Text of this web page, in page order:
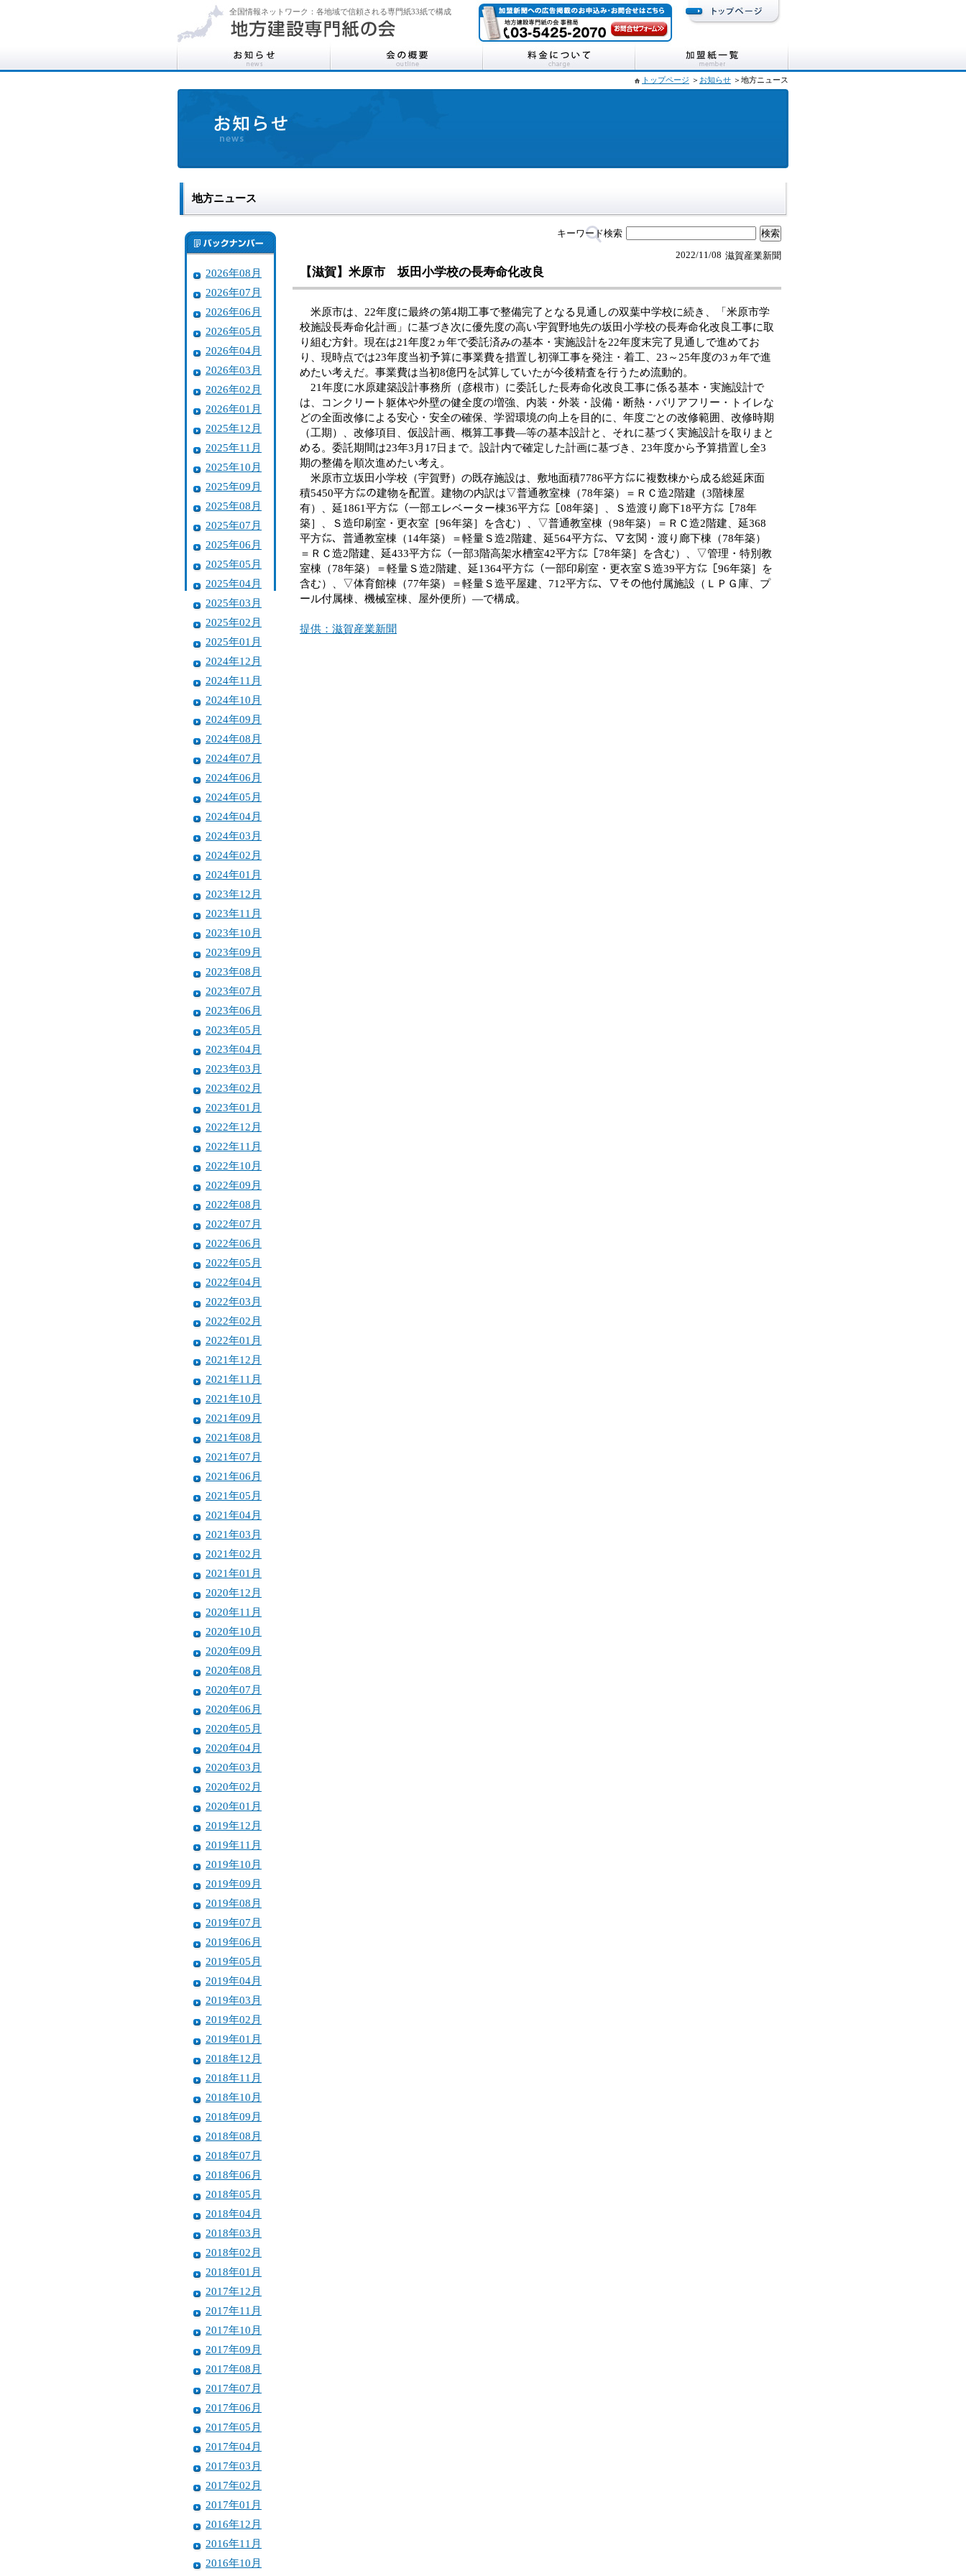
全国情報ネットワーク：各地域で信頼される専門紙33紙で構成
トップページ ＞ お知らせ ＞地方ニュース
地方ニュース
2026年08月
2026年07月
2026年06月
2026年05月
2026年04月
2026年03月
2026年02月
2026年01月
2025年12月
2025年11月
2025年10月
2025年09月
2025年08月
2025年07月
2025年06月
2025年05月
2025年04月
2025年03月
2025年02月
2025年01月
2024年12月
2024年11月
2024年10月
2024年09月
2024年08月
2024年07月
2024年06月
2024年05月
2024年04月
2024年03月
2024年02月
2024年01月
2023年12月
2023年11月
2023年10月
2023年09月
2023年08月
2023年07月
2023年06月
2023年05月
2023年04月
2023年03月
2023年02月
2023年01月
2022年12月
2022年11月
2022年10月
2022年09月
2022年08月
2022年07月
2022年06月
2022年05月
2022年04月
2022年03月
2022年02月
2022年01月
2021年12月
2021年11月
2021年10月
2021年09月
2021年08月
2021年07月
2021年06月
2021年05月
2021年04月
2021年03月
2021年02月
2021年01月
2020年12月
2020年11月
2020年10月
2020年09月
2020年08月
2020年07月
2020年06月
2020年05月
2020年04月
2020年03月
2020年02月
2020年01月
2019年12月
2019年11月
2019年10月
2019年09月
2019年08月
2019年07月
2019年06月
2019年05月
2019年04月
2019年03月
2019年02月
2019年01月
2018年12月
2018年11月
2018年10月
2018年09月
2018年08月
2018年07月
2018年06月
2018年05月
2018年04月
2018年03月
2018年02月
2018年01月
2017年12月
2017年11月
2017年10月
2017年09月
2017年08月
2017年07月
2017年06月
2017年05月
2017年04月
2017年03月
2017年02月
2017年01月
2016年12月
2016年11月
2016年10月
キーワード検索
滋賀産業新聞
2022/11/08
【滋賀】米原市 坂田小学校の長寿命化改良
米原市は、22年度に最終の第4期工事で整備完了となる見通しの双葉中学校に続き、「米原市学
校施設長寿命化計画」に基づき次に優先度の高い宇賀野地先の坂田小学校の長寿命化改良工事に取
り組む方針。現在は21年度2ヵ年で委託済みの基本・実施設計を22年度末完了見通しで進めてお
り、現時点では23年度当初予算に事業費を措置し初弾工事を発注・着工、23～25年度の3ヵ年で進
めたい考えだ。事業費は当初8億円を試算していたが今後精査を行うため流動的。
21年度に水原建築設計事務所（彦根市）に委託した長寿命化改良工事に係る基本・実施設計で
は、コンクリート躯体や外壁の健全度の増強、内装・外装・設備・断熱・バリアフリー・トイレな
どの全面改修による安心・安全の確保、学習環境の向上を目的に、年度ごとの改修範囲、改修時期
（工期）、改修項目、仮設計画、概算工事費―等の基本設計と、それに基づく実施設計を取りまと
める。委託期間は23年3月17日まで。設計内で確定した計画に基づき、23年度から予算措置し全3
期の整備を順次進めたい考え。
米原市立坂田小学校（宇賀野）の既存施設は、敷地面積7786平方㍍に複数棟から成る総延床面
積5450平方㍍の建物を配置。建物の内訳は▽普通教室棟（78年築）＝ＲＣ造2階建（3階棟屋
有）、延1861平方㍍（一部エレベーター棟36平方㍍［08年築］、Ｓ造渡り廊下18平方㍍［78年
築］、Ｓ造印刷室・更衣室［96年築］を含む）、▽普通教室棟（98年築）＝ＲＣ造2階建、延368
平方㍍、普通教室棟（14年築）＝軽量Ｓ造2階建、延564平方㍍、▽玄関・渡り廊下棟（78年築）
＝ＲＣ造2階建、延433平方㍍（一部3階高架水槽室42平方㍍［78年築］を含む）、▽管理・特別教
室棟（78年築）＝軽量Ｓ造2階建、延1364平方㍍（一部印刷室・更衣室Ｓ造39平方㍍［96年築］を
含む）、▽体育館棟（77年築）＝軽量Ｓ造平屋建、712平方㍍、▽その他付属施設（ＬＰＧ庫、プ
ール付属棟、機械室棟、屋外便所）―で構成。
提供：滋賀産業新聞